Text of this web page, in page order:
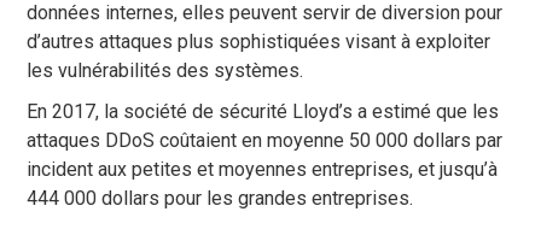
données internes, elles peuvent servir de diversion pour
d’autres attaques plus sophistiquées visant à exploiter
les vulnérabilités des systèmes.
En 2017, la société de sécurité Lloyd’s a estimé que les
attaques DDoS coûtaient en moyenne 50 000 dollars par
incident aux petites et moyennes entreprises, et jusqu’à
444 000 dollars pour les grandes entreprises.